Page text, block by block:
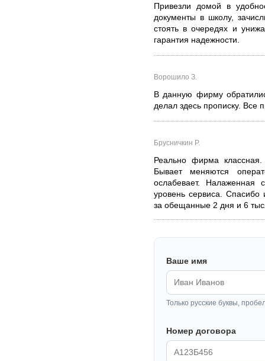
Привезли домой в
документы в школу,
стоять в очередях и
гарантия надежности.
Ворошило З.
В данную фирму
делал здесь прописку. Все
Брусничкин Р.
Реально фирма
Бывает меняются
ослабевает. Налаженная
уровень сервиса.
за обещанные 2 дня и 6
Ваше имя
Только русские буквы,
Номер договора